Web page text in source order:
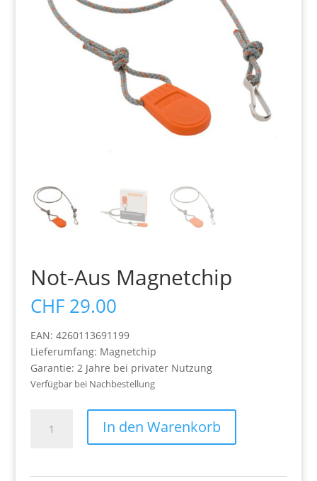
Not-Aus Magnetchip
CHF 29.00
EAN: 4260113691199
Lieferumfang: Magnetchip
Garantie: 2 Jahre bei privater Nutzung
Verfügbar bei Nachbestellung
In den Warenkorb